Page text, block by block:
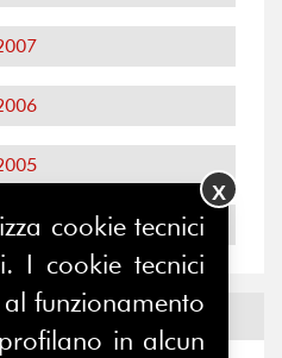
2004
ed Eventi
cookie tecnici
I cookie tecnici
funzionamento
in alcun
X